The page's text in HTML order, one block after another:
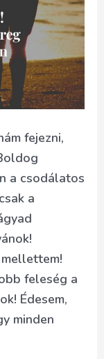
fejezni,
a csodálatos
a
feleség a
Édesem,
minden